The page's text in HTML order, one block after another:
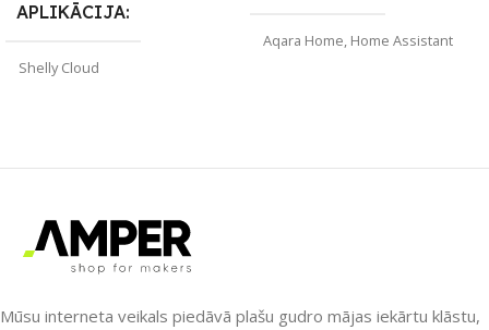
APLIKĀCIJA
Shelly Cloud
Bluetooth ,Wi-Fi
PIEEJAMS UZREIZ
Aqara Home, Home Assistant
SAVIENOJUMS
Mūsu interneta veikals piedāvā plašu gudro mājas iekārtu klāstu,